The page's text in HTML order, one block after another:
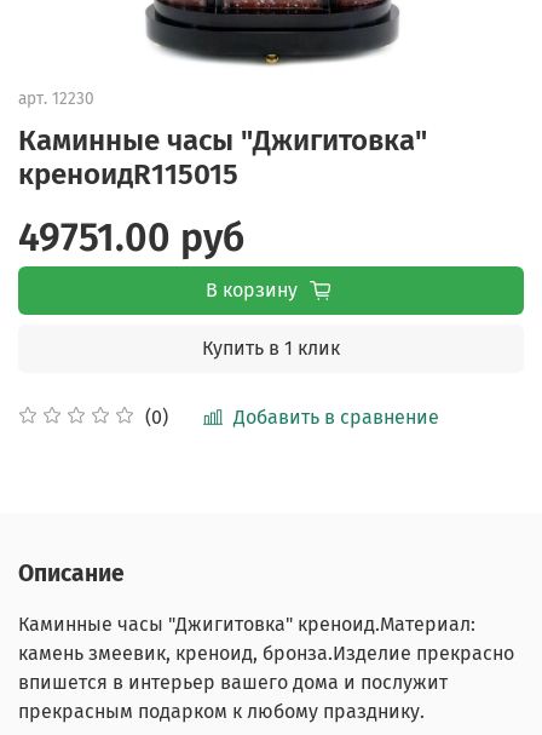
арт. 12230
Каминные часы "Джигитовка"
креноидR115015
(0) Добавить в сравнение
49751.00 руб
В корзину
Купить в 1 клик
Описание
Каминные часы "Джигитовка" креноид.Материал:
камень змеевик, креноид, бронза.Изделие прекрасно
впишется в интерьер вашего дома и послужит
прекрасным подарком к любому празднику.